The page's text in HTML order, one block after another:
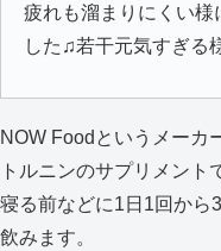
疲れも溜まりにくい様
した♫若干元気すぎる
NOW Foodというメーカ
トルニンのサプリメント
寝る前などに1日1回から
飲みます。